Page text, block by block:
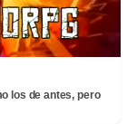
los de antes, pero